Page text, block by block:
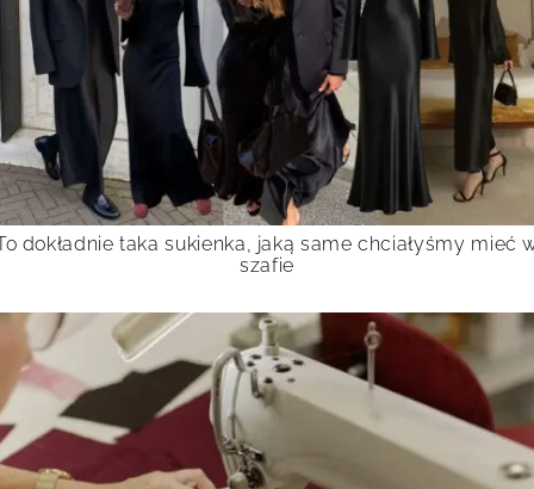
dokładnie taka sukienka, jaką same chciałyśmy mieć
szafie